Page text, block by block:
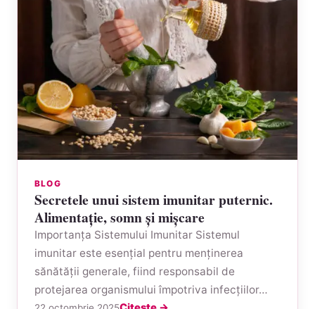
BLOG
Secretele unui sistem imunitar puternic.
Alimentație, somn și mișcare
Importanța Sistemului Imunitar Sistemul
imunitar este esențial pentru menținerea
sănătății generale, fiind responsabil de
protejarea organismului împotriva infecțiilor…